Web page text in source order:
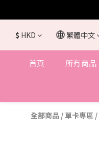
$ HKD 繁體中文
首頁 所有商品
全部商品 /單卡專區 /